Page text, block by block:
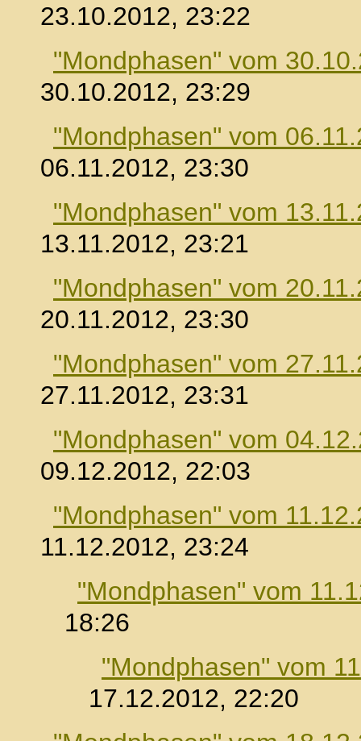
23.10.2012, 23:22
"Mondphasen" vom
30.10.2012, 23:29
"Mondphasen" vom
06.11.2012, 23:30
"Mondphasen" vom
13.11.2012, 23:21
"Mondphasen" vom
20.11.2012, 23:30
"Mondphasen" vom
27.11.2012, 23:31
"Mondphasen" vom
09.12.2012, 22:03
"Mondphasen" vom
11.12.2012, 23:24
"Mondphasen" vom
18:26
"Mondphasen" vom
17.12.2012, 22:20